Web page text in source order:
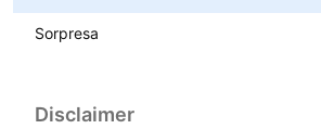
Sorpresa
Disclaimer